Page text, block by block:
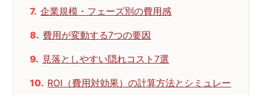
企業規模・フェーズ別の費用感
費用が変動する7つの要因
見落としやすい隠れコスト7選
ROI（費用対効果）の計算方法とシミュレー